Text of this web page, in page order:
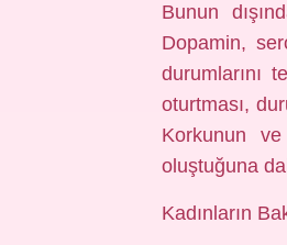
Bunun
Dopamin,
durumlarını
oturtması,
Korkunun
oluştuğuna
Kadınların